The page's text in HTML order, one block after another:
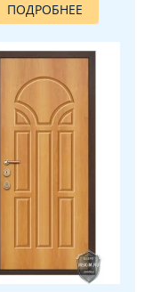
ПОДРОБНЕЕ